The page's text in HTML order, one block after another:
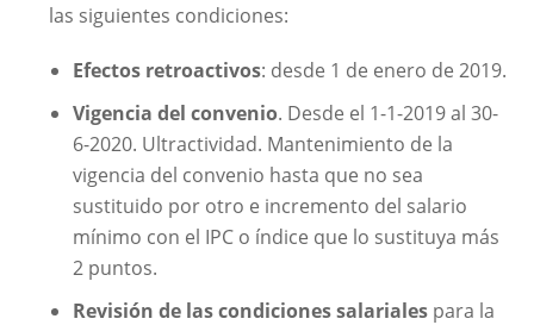
las siguientes condiciones:
Efectos retroactivos: desde 1 de enero de 2019.
Vigencia del convenio. Desde el 1-1-2019 al 30-
6-2020. Ultractividad. Mantenimiento de la
vigencia del convenio hasta que no sea
sustituido por otro e incremento del salario
mínimo con el IPC o índice que lo sustituya más
2 puntos.
Revisión de las condiciones salarialespara la